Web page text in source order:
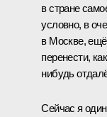
в стране
условно, в
в Москве, ещё
перенести,
нибудь
Сейчас я